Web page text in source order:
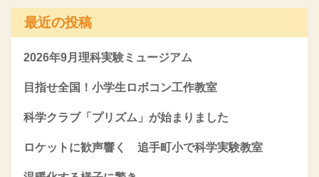
最近の投稿
2026年9月理科実験ミュージアム
目指せ全国！小学生ロボコン工作教室
科学クラブ「プリズム」が始まりました
ロケットに歓声響く 追手町小で科学実験教室